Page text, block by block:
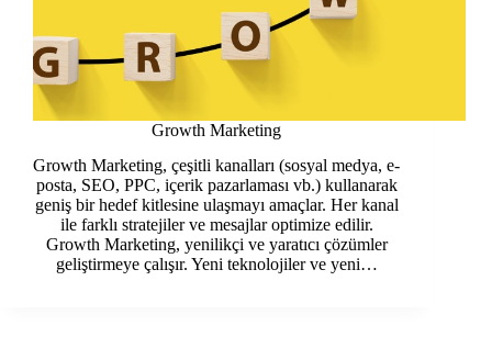
Growth Marketing
Growth Marketing, çeşitli kanalları (sosyal medya, e-
posta, SEO, PPC, içerik pazarlaması vb.) kullanarak
geniş bir hedef kitlesine ulaşmayı amaçlar. Her kanal
ile farklı stratejiler ve mesajlar optimize edilir.
Growth Marketing, yenilikçi ve yaratıcı çözümler
geliştirmeye çalışır. Yeni teknolojiler ve yeni…